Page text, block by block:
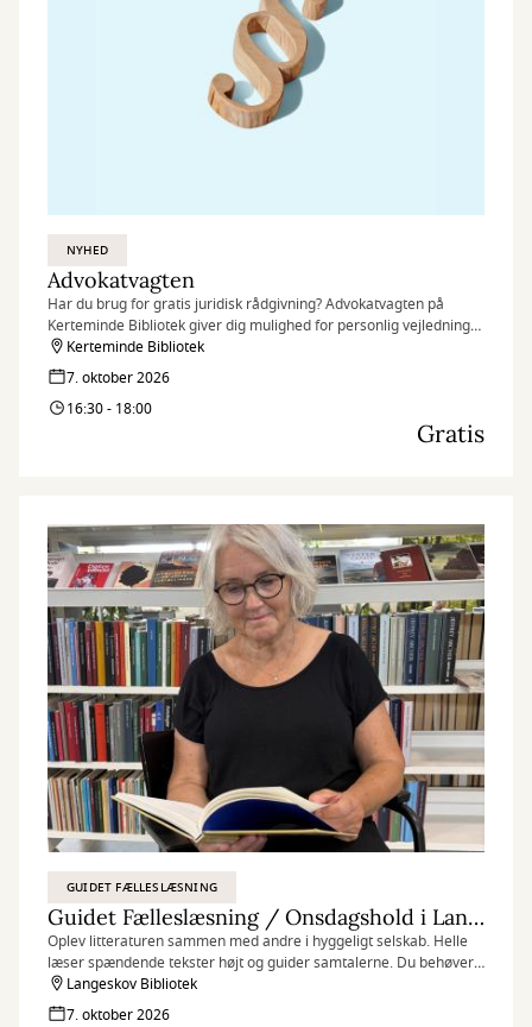
NYHED
Advokatvagten
Har du brug for gratis juridisk rådgivning? Advokatvagten på
Kerteminde Bibliotek giver dig mulighed for personlig vejledning
af en frivillig advokat – hurtigt, nemt og uden omkostninger.
Kerteminde Bibliotek
7. oktober 2026
16:30 - 18:00
Gratis
GUIDET FÆLLESLÆSNING
Guidet Fælleslæsning / Onsdagshold i Langeskov
Oplev litteraturen sammen med andre i hyggeligt selskab. Helle
læser spændende tekster højt og guider samtalerne. Du behøver
ikke have læst noget på forhånd, bare mød op og nyd det bedste
fra en læsekreds uden at skulle læse bogen selv. ⁠
Langeskov Bibliotek
7. oktober 2026